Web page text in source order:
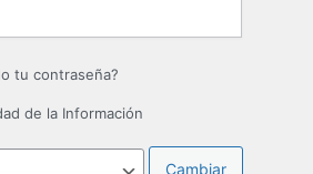
tu contraseña?
de la Información